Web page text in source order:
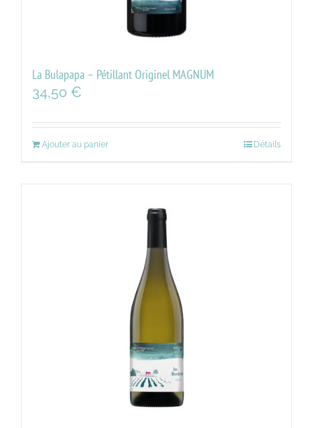
La Bulapapa – Pétillant Originel MAGNUM
34,50 €
Ajouter au panier Détails